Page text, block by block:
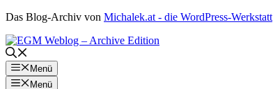
Zum
springen
Das Blog-Archiv von Michalek.at - die WordPress-Werkstatt
Menü
Menü